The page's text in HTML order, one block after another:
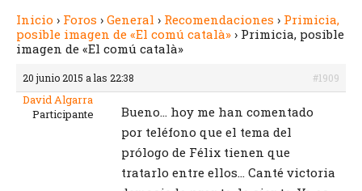
Inicio › Foros › General › Recomendaciones › Primicia,
posible imagen de «El comú català» › Primicia, posible
imagen de «El comú català»
20 junio 2015 a las 22:38 #1909
David Algarra
Participante
Bueno… hoy me han comentado
por teléfono que el tema del
prólogo de Félix tienen que
tratarlo entre ellos… Canté victoria